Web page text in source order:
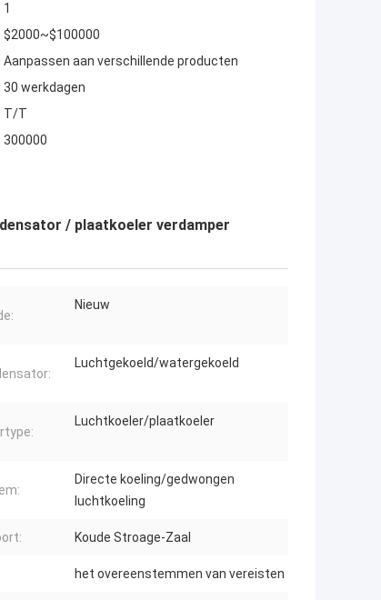
1
$2000~$100000
Aanpassen aan verschillende producten
30 werkdagen
T/T
300000
/ plaatkoeler verdamper
Nieuw
Luchtgekoeld/watergekoeld
Luchtkoeler/plaatkoeler
Directe koeling/gedwongen
luchtkoeling
Koude Stroage-Zaal
het overeenstemmen van vereisten